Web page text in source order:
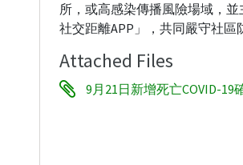
所，或高感染傳播風險場域，
社交距離APP」，共同嚴守社區
Attached Files
9月21日新增死亡COVID-19